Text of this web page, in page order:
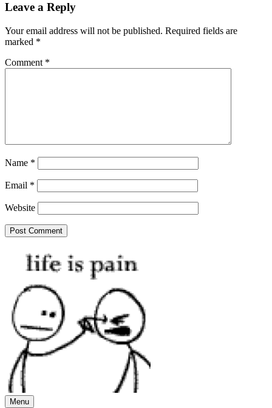
Leave a Reply
Your email address will not be published. Required fields are
marked *
Comment *
Name *
Email *
Website
Menu